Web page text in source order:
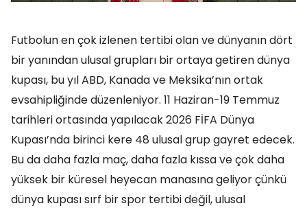
Futbolun en çok izlenen tertibi olan ve dünyanın dört
bir yanından ulusal grupları bir ortaya getiren dünya
kupası, bu yıl ABD, Kanada ve Meksika’nın ortak
evsahipliğinde düzenleniyor. 11 Haziran-19 Temmuz
tarihleri ortasında yapılacak 2026 FİFA Dünya
Kupası’nda birinci kere 48 ulusal grup gayret edecek.
Bu da daha fazla maç, daha fazla kıssa ve çok daha
yüksek bir küresel heyecan manasına geliyor çünkü
dünya kupası sırf bir spor tertibi değil, ulusal